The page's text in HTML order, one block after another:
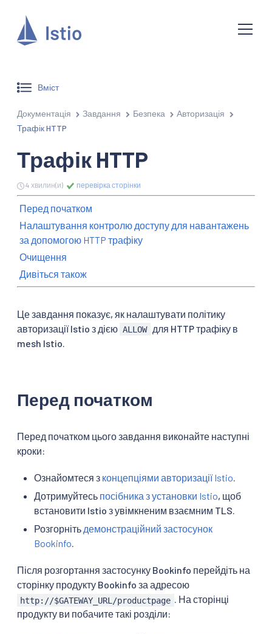
Вміст
Документація Завдання Безпека
Авторизація
Трафік HTTP
Трафік HTTP
4 хвилин(и) перевірка сторінки
Перед початком
Налаштування контролю доступу для навантажень
за допомогою HTTP трафіку
Очищення
Дивіться також
Це завдання показує, як налаштувати політику
авторизації Istio з дією ALLOW для HTTP трафіку в
mesh Istio.
Перед початком
Перед початком цього завдання виконайте наступні
кроки:
Ознайомтеся з концепціями авторизації Istio
Дотримуйтесь посібника з установки Istio, щоб
встановити Istio з увімкненим взаємним TLS.
Розгорніть демонстраційний застосунок
Bookinfo.
Після розгортання застосунку Bookinfo перейдіть на
сторінку продукту Bookinfo за адресою
http://$GATEWAY_URL/productpage . На сторінці
продукту ви побачите такі розділи: